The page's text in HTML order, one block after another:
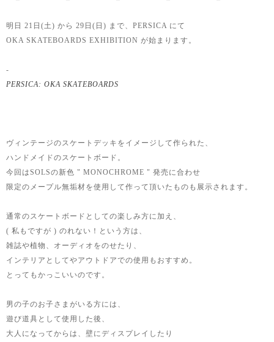
明日 21日(土) から 29日(日) まで、PERSICA にて
OKA SKATEBOARDS EXHIBITION が始まります。
-
PERSICA: OKA SKATEBOARDS
ヴィンテージのスケートデッキをイメージして作られた、
ハンドメイドのスケートボード。
今回はSOLSの新色 " MONOCHROME " 発売に合わせ
限定のメープル無垢材を使用して作って頂いたものも展示されます。
通常のスケートボードとしての楽しみ方に加え、
( 私もですが ) のれない！という方は、
雑誌や植物、オーディオをのせたり、
インテリアとしてやアウトドアでの使用もおすすめ。
とってもかっこいいのです。
男の子のお子さまがいる方には、
遊び道具として使用した後、
大人になってからは、壁にディスプレイしたり